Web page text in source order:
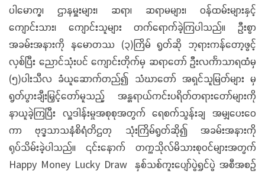
ပါမောက္ခ၊ ဌာနမှူးများ၊ ဆရာ၊ ဆရာမများ၊ ဝန်ထမ်းများနှင့်
ကျောင်းသား၊ ကျောင်းသူများ တက်ရောက်ခဲ့ကြပါသည်။ ဦးစွာ
အခမ်းအနားကို နမောတဿ (၃)ကြိမ် ရွတ်ဆို ဘုရားကန်တော့ဖွင့်
လှစ်ပြီး ညောင်သုံးပင် ကျောင်းတိုက်မှ ဆရာတော် ဦးလင်္ကာသာရထံမှ
(၅)ပါးသီလ ခံယူဆောက်တည်၍ သံဃာတော် အရှင်သူမြတ်များ မှ
ရွတ်ပွားချီးမြှင့်တော်မူသည့် အန္တရာယ်ကင်းပရိတ်တရားတော်များကို
နာယူခဲ့ကြပြီး လှူဒါန်းမှုအစုစုအတွက် ရေစက်သွန်းချ အမျှပေးဝေ
ကာ ဗုဒ္ဓသာသနံစိရံတိဌတု သုံးကြိမ်ရွတ်ဆို၍ အခမ်းအနားကို
ရုပ်သိမ်းခဲ့ပါသည်။ ၎င်းနောက် တက္ကသိုလ်မိသားစုဝင်များအတွက်
Happy Money Lucky Draw နှစ်သစ်ကူးပျော်ပွဲရွှင်ပွဲ အစီအစဉ်